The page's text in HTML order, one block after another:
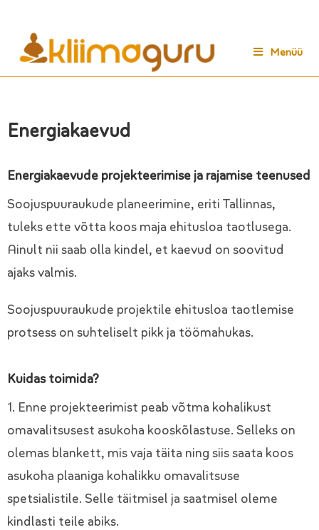
Menüü
Energiakaevud
Energiakaevude projekteerimise ja rajamise teenused
Soojuspuuraukude planeerimine, eriti Tallinnas,
tuleks ette võtta koos maja ehitusloa taotlusega.
Ainult nii saab olla kindel, et kaevud on soovitud
ajaks valmis.
Soojuspuuraukude projektile ehitusloa taotlemise
protsess on suhteliselt pikk ja töömahukas.
Kuidas toimida?
1. Enne projekteerimist peab võtma kohalikust
omavalitsusest asukoha kooskõlastuse. Selleks on
olemas blankett, mis vaja täita ning siis saata koos
asukoha plaaniga kohalikku omavalitsuse
spetsialistile. Selle täitmisel ja saatmisel oleme
kindlasti teile abiks.